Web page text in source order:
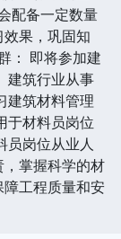
配备一定数量
果，巩固知
： 即将参加建
建筑行业从事
建筑材料管理
于材料员岗位
员岗位从业人
掌握科学的材
工程质量和安